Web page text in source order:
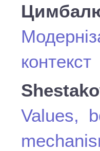
контекст
Values,